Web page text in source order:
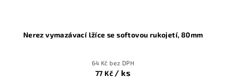
Nerez vymazávací lžíce se softovou rukojetí, 80mm
64 Kč bez DPH
77 Kč / ks